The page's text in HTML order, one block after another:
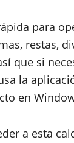
para
restas,
que si
la
en
a esta